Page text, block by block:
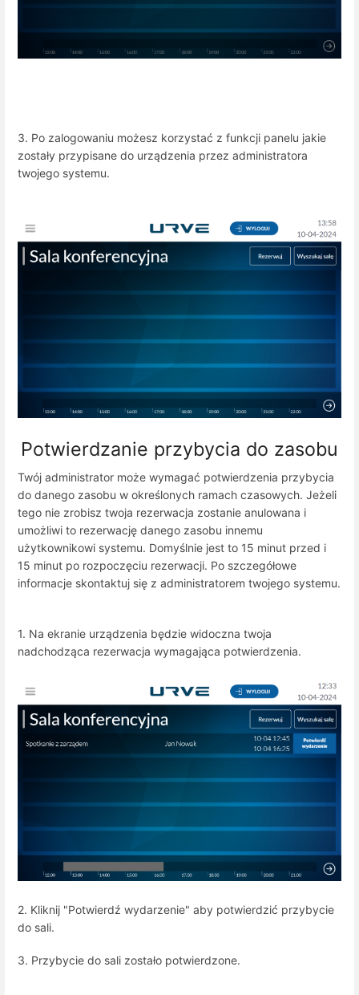
3. Po zalogowaniu możesz korzystać z funkcji panelu jakie
zostały przypisane do urządzenia przez administratora
twojego systemu.
Potwierdzanie przybycia do zasobu
Twój administrator może wymagać potwierdzenia przybycia
do danego zasobu w określonych ramach czasowych. Jeżeli
tego nie zrobisz twoja rezerwacja zostanie anulowana i
umożliwi to rezerwację danego zasobu innemu
użytkownikowi systemu. Domyślnie jest to 15 minut przed i
15 minut po rozpoczęciu rezerwacji. Po szczegółowe
informacje skontaktuj się z administratorem twojego systemu.
1. Na ekranie urządzenia będzie widoczna twoja
nadchodząca rezerwacja wymagająca potwierdzenia.
2. Kliknij "Potwierdź wydarzenie" aby potwierdzić przybycie
do sali.
3. Przybycie do sali zostało potwierdzone.